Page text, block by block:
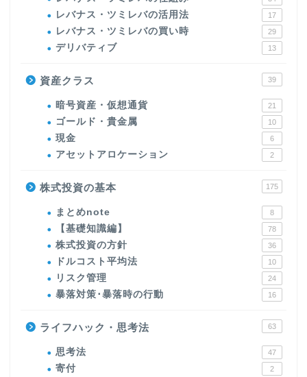
レバナス・ツミレバの活用法 17
レバナス・ツミレバの買い時 29
デリバティブ 13
資産クラス 39
暗号資産・仮想通貨 21
ゴールド・貴金属 10
現金 6
アセットアロケーション 2
株式投資の基本 175
まとめnote 8
【基礎知識編】 78
株式投資の方針 36
ドルコスト平均法 10
リスク管理 24
暴落対策･暴落時の行動 16
ライフハック・思考法 63
思考法 47
寄付 2